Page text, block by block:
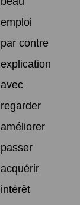
emploi
par contre
explication
avec
regarder
améliorer
passer
acquérir
intérêt